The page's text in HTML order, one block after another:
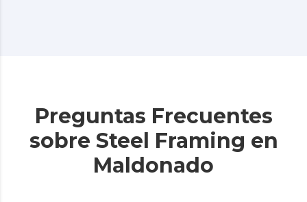
Preguntas Frecuentes
sobre Steel Framing en
Maldonado